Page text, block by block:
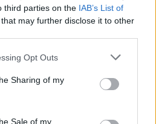
third parties on the IAB’s List of
that may further disclose it to other
app uses one or more Google
behaviour. You may click to
and its third-party tags to
purposes in below Google
Opt Outs
Sharing of my
Sale of my
Share